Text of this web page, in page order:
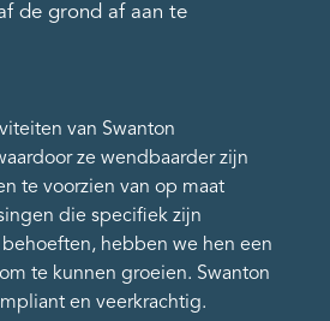
de grond af aan te
van Swanton
ze wendbaarder zijn
te voorzien van op maat
die specifiek zijn
hebben we hen een
te kunnen groeien. Swanton
en veerkrachtig.